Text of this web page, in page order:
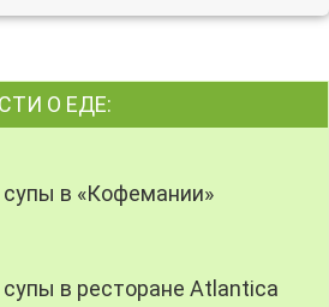
О ЕДЕ:
в «Кофемании»
в ресторане Atlantica